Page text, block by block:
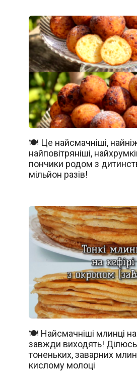
🍽️ Це найсмачніші,
найповітряніші,
пончики родом з
мільйон разів!
🍽️ Найсмачніші млинці на
завжди виходять!
тоненьких, заварних
кислому молоці